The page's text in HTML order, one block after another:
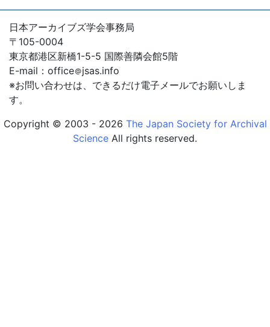
2022年1月15日
『アーカイブズ学研究』第35号
2021年7月8日
『アーカイブズ学研究』第34号
2021年4月2日
日本アーカイブズ学会事務局
〒105-0004
東京都港区新橋1-5-5 国際善隣会館5階
E-mail：office
jsas.info
※お問い合わせは、できるだけ電子メールでお願いしま
す。
Copyright © 2003 - 2026 The Japan Society for Archival
Science All rights reserved.